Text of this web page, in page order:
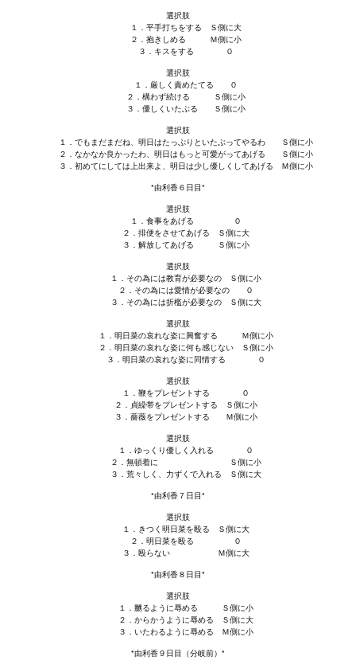
選択肢
１．平手打ちをする Ｓ側に大
２．抱きしめる Ｍ側に小
３．キスをする ０
選択肢
１．厳しく責めたてる ０
２．構わず続ける Ｓ側に小
３．優しくいたぶる Ｓ側に小
選択肢
１．でもまだまだね、明日はたっぷりといたぶってやるわ Ｓ側に小
２．なかなか良かったわ、明日はもっと可愛がってあげる Ｓ側に小
３．初めてにしては上出来よ、明日は少し優しくしてあげる Ｍ側に小
*由利香６日目*
選択肢
１．食事をあげる ０
２．排便をさせてあげる Ｓ側に大
３．解放してあげる Ｓ側に小
選択肢
１．その為には教育が必要なの Ｓ側に小
２．その為には愛情が必要なの ０
３．その為には折檻が必要なの Ｓ側に大
選択肢
１．明日菜の哀れな姿に興奮する Ｍ側に小
２．明日菜の哀れな姿に何も感じない Ｓ側に小
３．明日菜の哀れな姿に同情する ０
選択肢
１．鞭をプレゼントする ０
２．貞繰帯をプレゼントする Ｓ側に小
３．薔薇をプレゼントする Ｍ側に小
選択肢
１．ゆっくり優しく入れる ０
２．無頓着に Ｓ側に小
３．荒々しく、力ずくで入れる Ｓ側に大
*由利香７日目*
選択肢
１．きつく明日菜を殴る Ｓ側に大
２．明日菜を殴る ０
３．殴らない Ｍ側に大
*由利香８日目*
選択肢
１．嬲るように辱める Ｓ側に小
２．からかうように辱める Ｓ側に大
３．いたわるように辱める Ｍ側に小
*由利香９日目（分岐前）*